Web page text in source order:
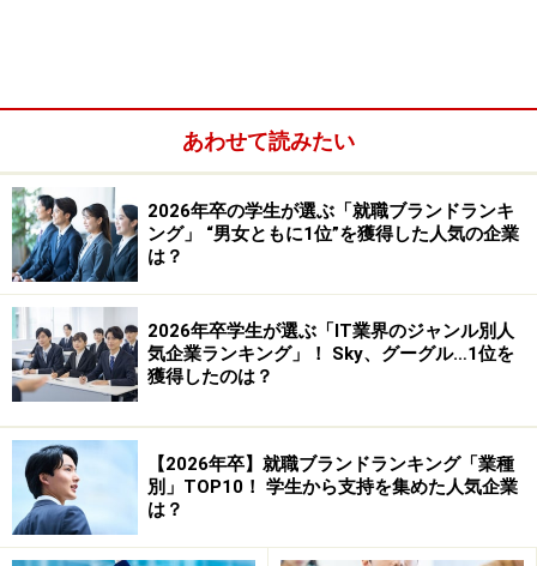
線がどう「Ｗ杯」へとつながって行ったのか。まずは渡
あわせて読みたい
2026年卒の学生が選ぶ「就職ブランドランキ
ング」 “男女ともに1位”を獲得した人気の企業
は？
2026年卒学生が選ぶ「IT業界のジャンル別人
気企業ランキング」！ Sky、グーグル…1位を
獲得したのは？
【2026年卒】就職ブランドランキング「業種
別」TOP10！ 学生から支持を集めた人気企業
は？